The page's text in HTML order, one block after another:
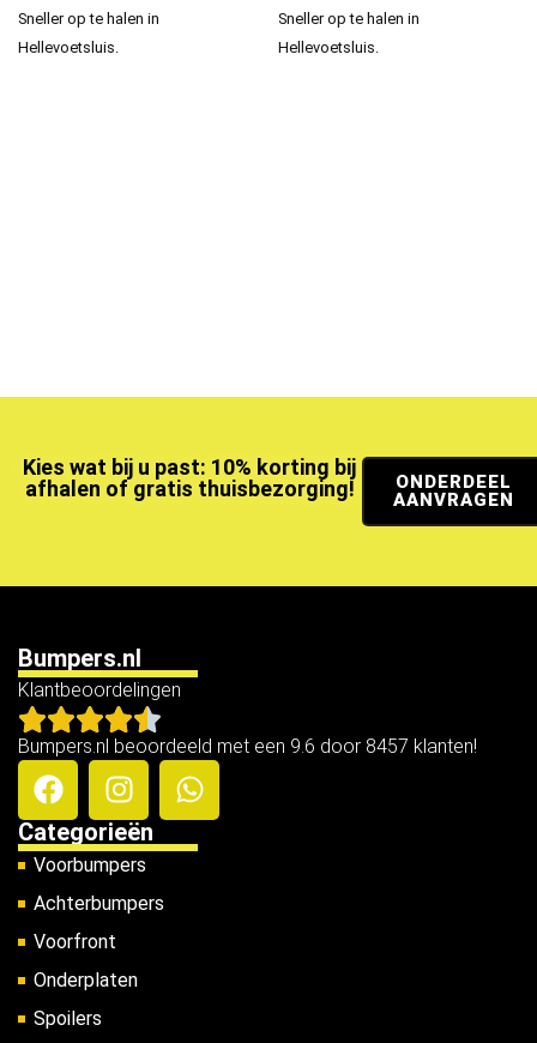
Sneller op te halen in
Hellevoetsluis.
Sneller op te halen in
Hellevoetsluis.
Kies wat bij u past: 10% korting bij
afhalen of gratis thuisbezorging!
ONDERDEEL
AANVRAGEN
Bumpers.nl
Klantbeoordelingen
Bumpers.nl beoordeeld met een 9.6 door 8457 klanten!
Categorieën
Voorbumpers
Achterbumpers
Voorfront
Onderplaten
Spoilers